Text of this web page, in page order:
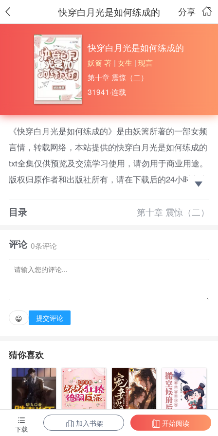
分享
快穿白月光是如何练成的
快穿白月光是如何练成的
妖篱 著 | 女生 | 现言
第十章 震惊（二）
31941·连载
《快穿白月光是如何练成的》是由妖篱所著的一部女频
言情，转载网络，本站提供的快穿白月光是如何练成的
txt全集仅供预览及交流学习使用，请勿用于商业用途。
版权归原作者和出版社所有，请在下载后的24小时之内
处，让她当反派她是真当》欢迎收藏阅读
女扮男装#
什么是白月光？
白月光就如天上的皎月，可望而不可即。
白月光.温希恩认认真真走剧情，但每次剧情都崩的不
忍直视。
温希恩“……统啊，你们的任务目标这么变态，你知
道吗？”
目录 第十章 震惊（二）
评论 0条评论
😀 提交评论
猜你喜欢
陈东王楠楠 快穿多胎，娇 宠妾灭妻？神 搬空候府后，
下载
加入书架 开始阅读